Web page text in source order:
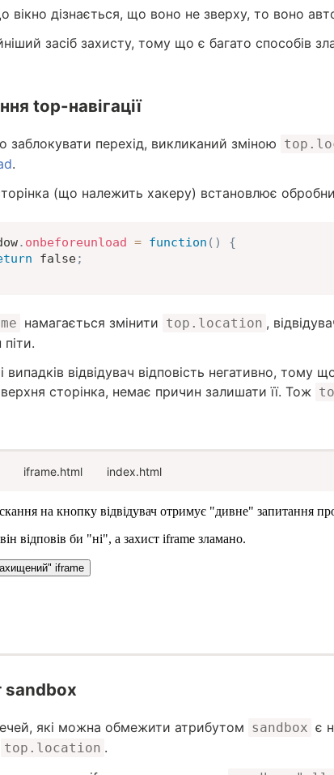
вікно дізнається, що воно не зверху, то воно
засіб захисту, тому що є багато способів
top-навігації
перехід, викликаний зміною
.
(що належить хакеру) встановлює
. onbeforeunload = function ( )
{
false;
намагається змінити top.location ,
випадків відвідувач відповість негативно, тому
сторінка, немає причин залишати її. Тож
iframe.html index.html
sandbox
які можна обмежити атрибутом sandbox є
top.location .